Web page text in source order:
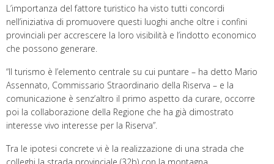
L’importanza del fattore turistico ha visto tutti concordi
nell’iniziativa di promuovere questi luoghi anche oltre i confini
provinciali per accrescere la loro visibilità e l’indotto economico
che possono generare.
“Il turismo è l’elemento centrale su cui puntare – ha detto Mario
Assennato, Commissario Straordinario della Riserva – e la
comunicazione è senz’altro il primo aspetto da curare, occorre
poi la collaborazione della Regione che ha già dimostrato
interesse vivo interesse per la Riserva”.
Tra le ipotesi concrete vi è la realizzazione di una strada che